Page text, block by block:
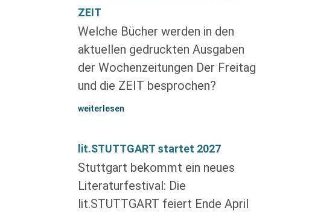
ZEIT
Welche Bücher werden in den
aktuellen gedruckten Ausgaben
der Wochenzeitungen Der Freitag
und die ZEIT besprochen?
weiterlesen
lit.STUTTGART startet 2027
Stuttgart bekommt ein neues
Literaturfestival: Die
lit.STUTTGART feiert Ende April